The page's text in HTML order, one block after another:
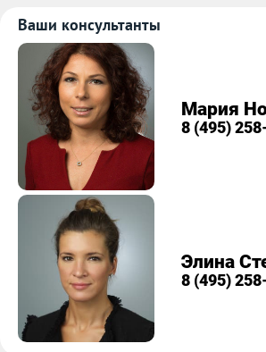
Ваши консультанты
Мария
8 (495)
Элина
8 (495)